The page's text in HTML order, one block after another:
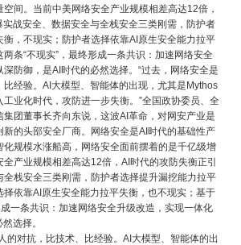
间。当前中美网络安全产业规模相差高达12倍，
战安全、数据安全与全栈安全三类刚需，防护者
，不现实；防护者选择依靠AI原生安全能力拉平
条“不现实”，最终形成一条共识：加速网络安全
防御，是AI时代的必然选择。“过去，网络安全是
比经验。AI大模型、智能体的出现，尤其是Mythos
业化时代，攻防进一步失衡。”全国政协委员、全
集团董事长齐向东说，这波AI革命，对网安产业是
新的头部安全厂商。网络安全是AI时代的基础性产
化规模水涨船高，网络安全面前摆着的是千亿级增
产业规模相差高达12倍，AI时代的攻防失衡正引
全栈安全三类刚需，防护者选择提升漏挖能力拉平
择依靠AI原生安全能力拉平失衡，也不现实；基于
一条共识：加速网络安全升级改造，实现一体化
选择。
的对抗，比技术、比经验。AI大模型、智能体的出